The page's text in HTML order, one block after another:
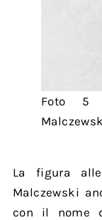
Foto 5
La figura
Malczewski
con il nome